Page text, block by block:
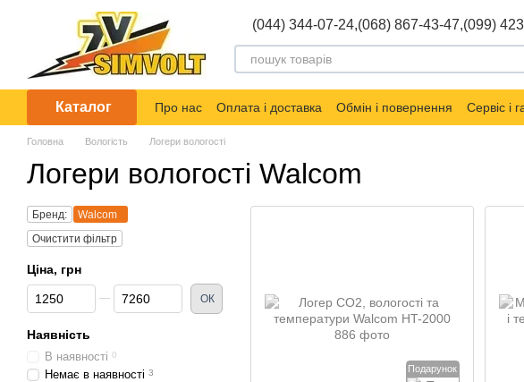
Перейти до основного контенту
(044) 344-07-24,(068) 867-43-47,(099)
Каталог Про нас Оплата і доставка Обмін і повернення Сервіс і
Головна Вологість Логери вологості
Логери вологості Walcom
Подарунок
Бренд:
Walcom
Очистити фільтр
Ціна, грн
Від Ціна, грн
До Ціна, грн ОК
Наявність
В наявності 0
Немає в наявності 3